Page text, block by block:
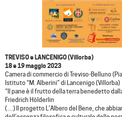
TREVISO e LANCENIGO (Villorba)
18 e 19 maggio 2023
Camera di commercio di Treviso-Belluno
Istituto “M. Alberini” di Lancenigo (Villorba)
“Il pane è il frutto della terra benedetto
Friedrich Hölderlin
(…) Il progetto L’Albero del Bene, che